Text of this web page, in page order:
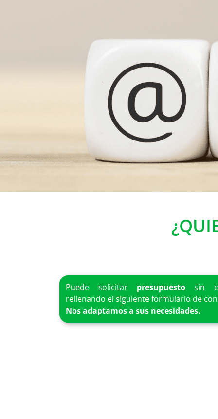
Puede solicitar presupuestosin
rellenando el siguiente formulario de
Nos adaptamos a sus necesidades.